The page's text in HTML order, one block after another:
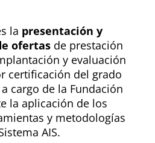
la presentación y
ofertas de prestación
y evaluación
certificación del grado
cargo de la Fundación
la aplicación de los
y metodologías
AIS.